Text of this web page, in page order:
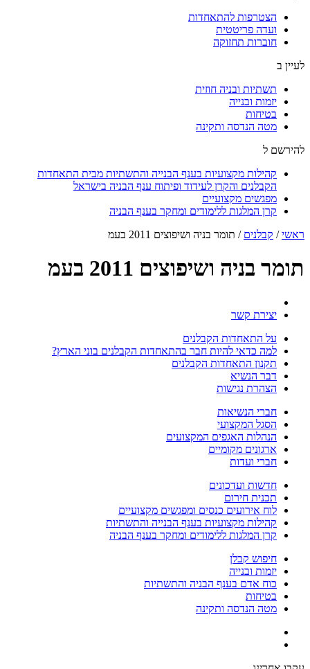
הצטרפות להתאחדות
ועדה פריטטית
חוברות תחזוקה
לעיין ב
תשתיות ובניה חוזית
יזמות ובנייה
בטיחות
מטה הנדסה ותקינה
להירשם ל
קהילות מקצועיות בענף הבנייה והתשתיות מבית התאחדות
הקבלנים והקרן לעידוד ופיתוח ענף הבניה בישראל
מפגשים מקצועיים
קרן המלגות ללימודים ומחקר בענף הבניה
ראשי/ קבלנים / תומר בניה ושיפוצים 2011 בעמ
תומר בניה ושיפוצים 2011 בעמ
יצירת קשר
על התאחדות הקבלנים
למה כדאי להיות חבר בהתאחדות הקבלנים בוני הארץ?
תקנון התאחדות הקבלנים
דבר הנשיא
הצהרת נגישות
חברי הנשיאות
הסגל המקצועי
הנהלות האגפים המקצועים
ארגונים מקומיים
חברי ועדות
חדשות ועדכונים
תכנית חירום
לוח אירועים כנסים ומפגשים מקצועיים
קהילות מקצועיות בענף הבנייה והתשתיות
קרן המלגות ללימודים ומחקר בענף הבניה
חיפוש קבלן
יזמות ובנייה
כוח אדם בענף הבניה והתשתיות
בטיחות
מטה הנדסה ותקינה